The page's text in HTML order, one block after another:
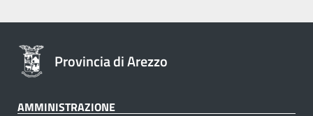
Provincia di Arezzo
AMMINISTRAZIONE